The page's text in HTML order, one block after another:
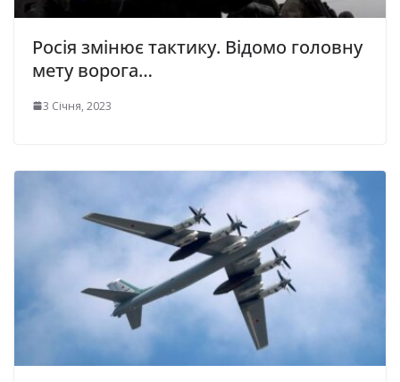
Pociя змiнює тактику. Відомо головну
мету ворога…
3 Січня, 2023